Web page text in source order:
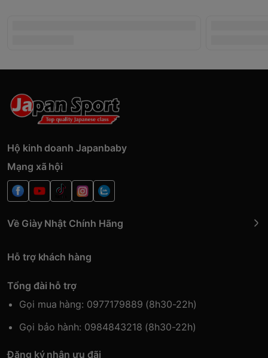
Hộ kinh doanh Japanbaby
Mạng xã hội
Về Giày Nhật Chính Hãng
Hỗ trợ khách hàng
Tổng đài hỗ trợ
Gọi mua hàng: 0977179889 (8h30-22h)
Gọi bảo hành: 0984843218 (8h30-22h)
Đăng ký nhận ưu đãi